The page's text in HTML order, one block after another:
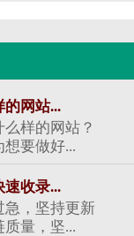
网站...
样的网站？
要做好...
速收录...
急，坚持更新
量，坚...